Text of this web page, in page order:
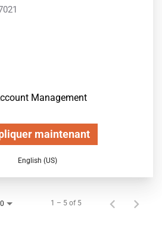
Management
maintenant
English (US)
1 – 5 of 5